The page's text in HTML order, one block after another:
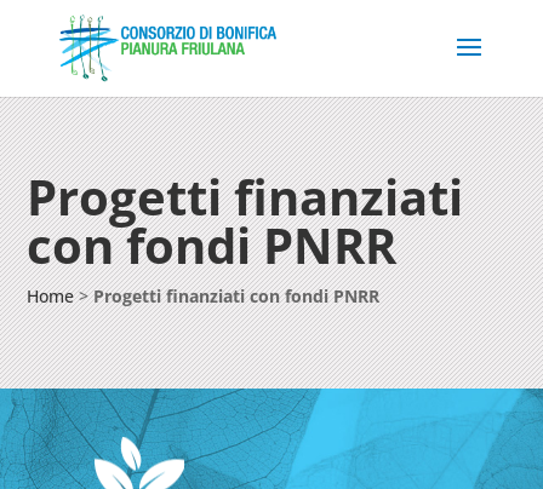
Progetti finanziati
con fondi PNRR
Home>Progetti finanziati con fondi PNRR